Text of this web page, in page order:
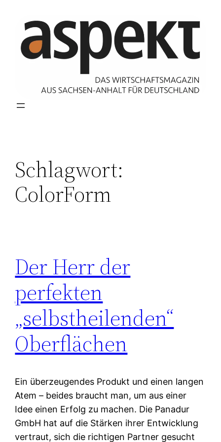
Inhalt
springen
Schlagwort:
ColorForm
Der Herr der
perfekten
„selbstheilenden“
Oberflächen
Ein überzeugendes Produkt und einen langen
Atem – beides braucht man, um aus einer
Idee einen Erfolg zu machen. Die Panadur
GmbH hat auf die Stärken ihrer Entwicklung
vertraut, sich die richtigen Partner gesucht